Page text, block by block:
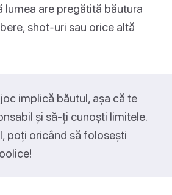
lumea are pregătită băutura
shot-uri sau orice altă
implică băutul, așa că te
și să-ți cunoști limitele.
poți oricând să folosești